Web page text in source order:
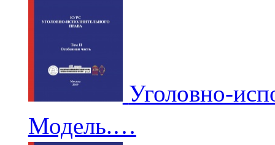
Уголовно-
Модель.…